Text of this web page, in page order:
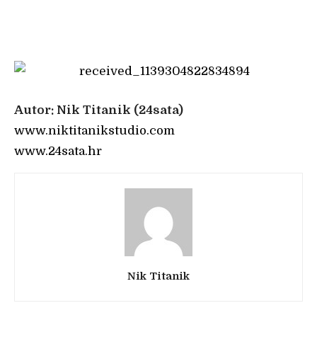
Autor: Nik Titanik (24sata)
www.niktitanikstudio.com
www.24sata.hr
Nik Titanik